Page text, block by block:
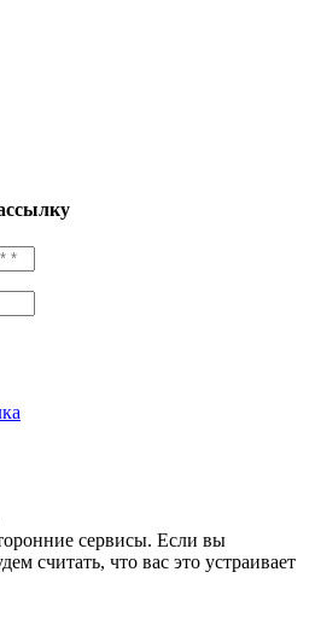
сервисы. Если вы
считать, что вас это устраивает